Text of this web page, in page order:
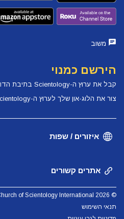
משוב
הירשם כמנוי
קבל את ערוץ ה-Scientology בתיבת הדואר הנכנס שלך
צור את הלוג-און שלך לערוץ ה-Scientology
איזורים / שפות
אתרים קשורים
© 2026 Church of Scientology International. כל הזכויות שמורות.
תנאי השימוש